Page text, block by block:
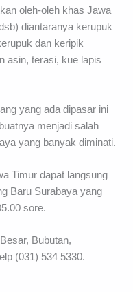
oleh-oleh khas Jawa
diantaranya kerupuk
dan keripik
asin, terasi, kue lapis
yang ada dipasar ini
menjadi salah
yang banyak diminati.
Timur dapat langsung
Baru Surabaya yang
sore.
Bubutan,
(031) 534 5330.